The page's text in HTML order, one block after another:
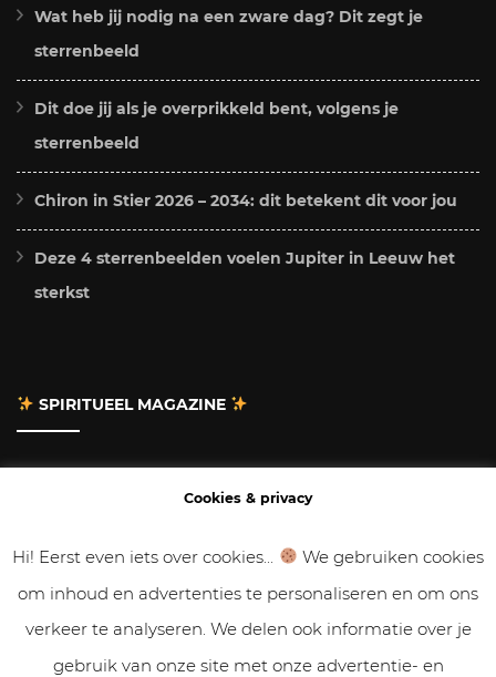
Wat heb jij nodig na een zware dag? Dit zegt je
sterrenbeeld
Dit doe jij als je overprikkeld bent, volgens je
sterrenbeeld
Chiron in Stier 2026 – 2034: dit betekent dit voor jou
Deze 4 sterrenbeelden voelen Jupiter in Leeuw het
sterkst
SPIRITUEEL MAGAZINE
Gastbloggen
Samenwerken
Cookies & privacy
Hi! Eerst even iets over cookies...
We gebruiken cookies
om inhoud en advertenties te personaliseren en om ons
verkeer te analyseren. We delen ook informatie over je
gebruik van onze site met onze advertentie- en